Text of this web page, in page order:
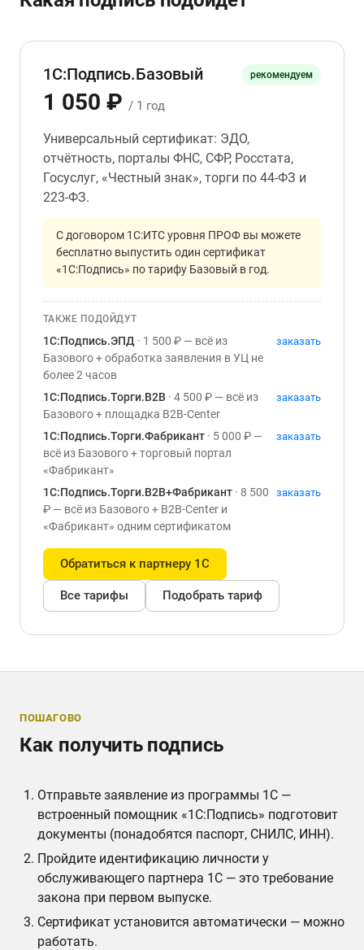
1С:Подпись.Базовый рекомендуем
1 050 ₽ / 1 год
Универсальный сертификат: ЭДО,
отчётность, порталы ФНС, СФР, Росстата,
Госуслуг, «Честный знак», торги по 44-ФЗ и
223-ФЗ.
С договором 1С:ИТС уровня ПРОФ вы можете
бесплатно выпустить один сертификат
«1С:Подпись» по тарифу Базовый в год.
ТАКЖЕ ПОДОЙДУТ
1С:Подпись.ЭПД · 1 500 ₽ — всё из
Базового + обработка заявления в УЦ не
более 2 часов
заказать
1С:Подпись.Торги.B2B · 4 500 ₽ — всё из
Базового + площадка B2B-Center
заказать
1С:Подпись.Торги.Фабрикант · 5 000 ₽ —
всё из Базового + торговый портал
«Фабрикант»
заказать
1С:Подпись.Торги.B2B+Фабрикант · 8 500
₽ — всё из Базового + B2B-Center и
«Фабрикант» одним сертификатом
заказать
Обратиться к партнеру 1С
Все тарифы Подобрать тариф
ПОШАГОВО
Как получить подпись
Отправьте заявление из программы 1С —
встроенный помощник «1С:Подпись» подготовит
документы (понадобятся паспорт, СНИЛС, ИНН).
Пройдите идентификацию личности у
обслуживающего партнера 1С — это требование
закона при первом выпуске.
Сертификат установится автоматически — можно
работать.